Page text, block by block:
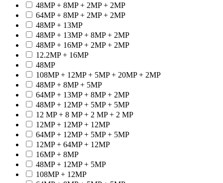
48MP + 8MP + 2MP + 2MP
64MP + 8MP + 2MP + 2MP
48MP + 13MP
48MP + 13MP + 8MP + 2MP
48MP + 16MP + 2MP + 2MP
12.2MP + 16MP
48MP
108MP + 12MP + 5MP + 20MP + 2MP
48MP + 8MP + 5MP
64MP + 13MP + 8MP + 2MP
48MP + 12MP + 5MP + 5MP
12 MP + 8 MP + 2 MP + 2 MP
12MP + 12MP + 12MP
64MP + 12MP + 5MP + 5MP
12MP + 64MP + 12MP
16MP + 8MP
48MP + 12MP + 5MP
108MP + 12MP